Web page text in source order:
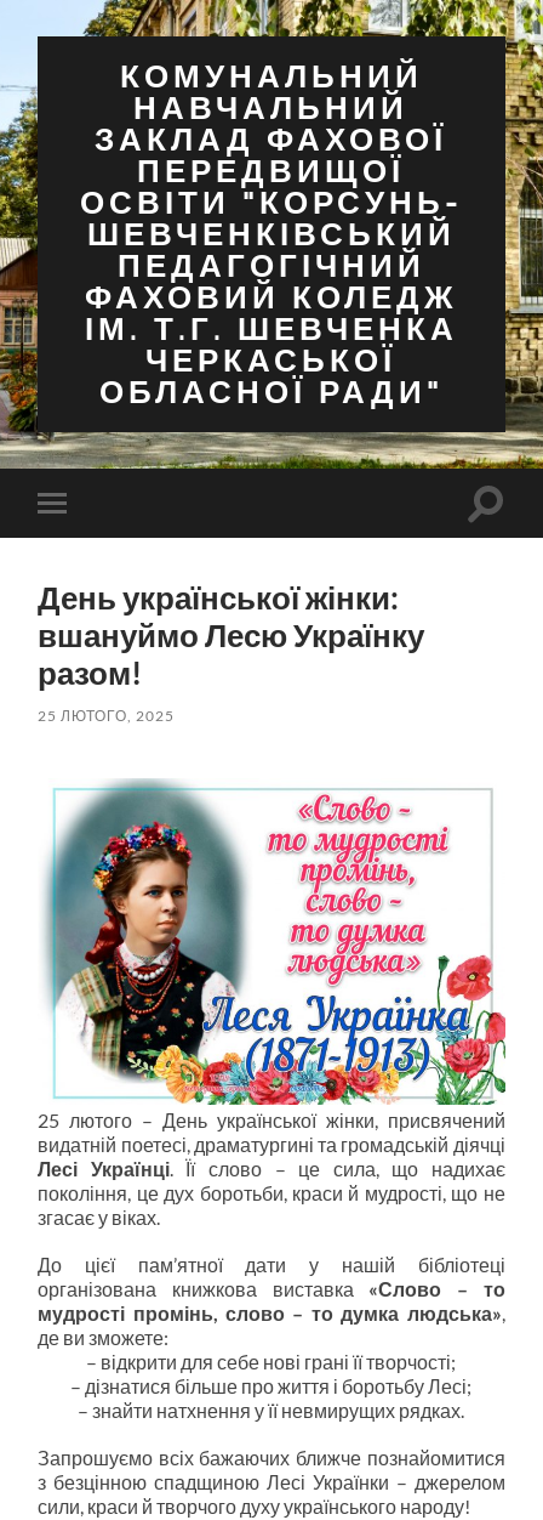
КОМУНАЛЬНИЙ
НАВЧАЛЬНИЙ
ЗАКЛАД ФАХОВОЇ
ПЕРЕДВИЩОЇ
ОСВІТИ "КОРСУНЬ-
ШЕВЧЕНКІВСЬКИЙ
ПЕДАГОГІЧНИЙ
ФАХОВИЙ КОЛЕДЖ
ІМ. Т.Г. ШЕВЧЕНКА
ЧЕРКАСЬКОЇ
ОБЛАСНОЇ РАДИ"
Перемкнути
мобільне
День української жінки:
вшануймо Лесю Українку
разом!
25 ЛЮТОГО, 2025
25 лютого – День української жінки, присвячений
видатній поетесі, драматургині та громадській діячці
Лесі Українці. Її слово – це сила, що надихає
покоління, це дух боротьби, краси й мудрості, що не
згасає у віках.
До цієї пам’ятної дати у нашій бібліотеці
організована книжкова виставка «Слово – то
мудрості промінь, слово – то думка людська»,
де ви зможете:
– відкрити для себе нові грані її творчості;
– дізнатися більше про життя і боротьбу Лесі;
–знайти натхнення у її невмирущих рядках.
Запрошуємо всіх бажаючих ближче познайомитися
з безцінною спадщиною Лесі Українки – джерелом
сили, краси й творчого духу українського народу!